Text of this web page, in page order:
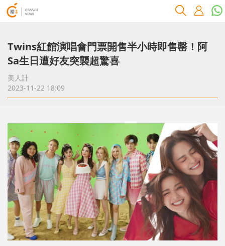
Twins紅館演唱會門票開售半小時即售罄！阿
Sa生日遭好友突襲超驚喜
美人計
2023-11-22 18:09